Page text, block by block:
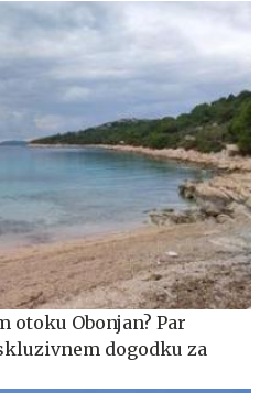
otoku Obonjan? Par
dogodku za